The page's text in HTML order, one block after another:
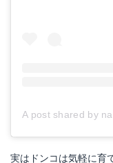
A post shared by
実はドンコは気軽に育